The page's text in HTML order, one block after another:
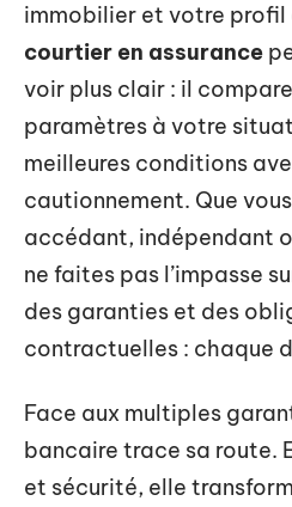
immobilier et votre profil
courtier en assurance
voir plus clair : il
paramètres à votre
meilleures conditions
cautionnement. Que
accédant, indépendant
ne faites pas l’impasse
des garanties et des
contractuelles : chaque
Face aux multiples
bancaire trace sa route.
et sécurité, elle